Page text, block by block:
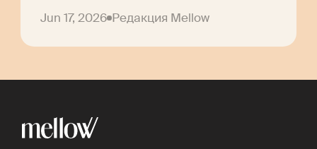
Jun 17, 2026 Редакция Mellow